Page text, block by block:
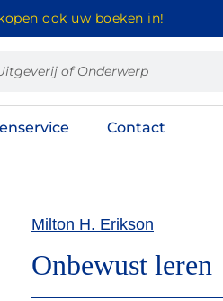
ook uw boeken in!
Contact
Milton H. Erikson
Onbewust leren